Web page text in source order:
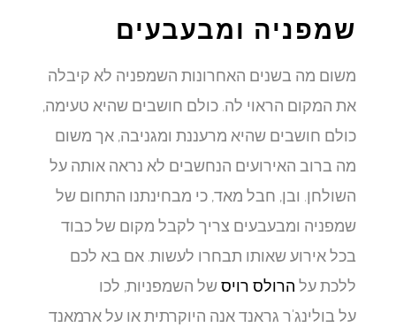
שמפניה ומבעבעים
משום מה בשנים האחרונות השמפניה לא קיבלה
את המקום הראוי לה. כולם חושבים שהיא טעימה,
כולם חושבים שהיא מרעננת ומגניבה, אך משום
מה ברוב האירועים הנחשבים לא נראה אותה על
השולחן. ובן, חבל מאד, כי מבחינתנו התחום של
שמפניה ומבעבעים צריך לקבל מקום של כבוד
בכל אירוע שאותו תבחרו לעשות. אם בא לכם
ללכת על הרולס רויסשל השמפניות, לכו
על בולינג'ר גראנד אנה היוקרתית או על ארמאנד